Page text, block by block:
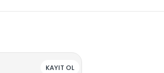
KAYIT OL